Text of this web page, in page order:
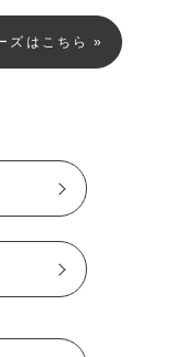
ズはこちら »